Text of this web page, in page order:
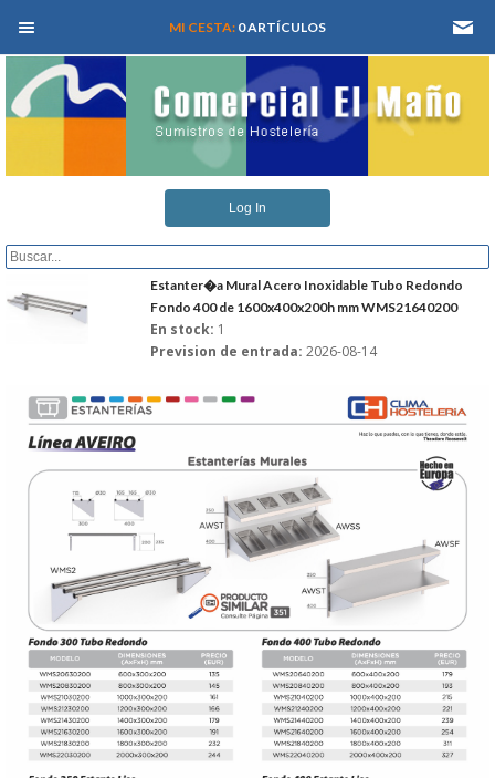
MEN� PRINCIPAL
QUIENES SOMOS
REFORMAS Y PROYECTOS
REGISTRARSE
SERVICIO TECNICO
DONDE ESTAMOS
PRODUCTOS EN OFERTAS
ALMACEN Y TRANSPORTE
COMPLEMENTOS DE BA�O
COMPLEMENTOS DE MESA
MI CESTA: 0 ARTÍCULOS
Log In
Estanter�a Mural Acero Inoxidable Tubo Redondo
Fondo 400 de 1600x400x200h mm WMS21640200
En stock: 1
Prevision de entrada: 2026-08-14